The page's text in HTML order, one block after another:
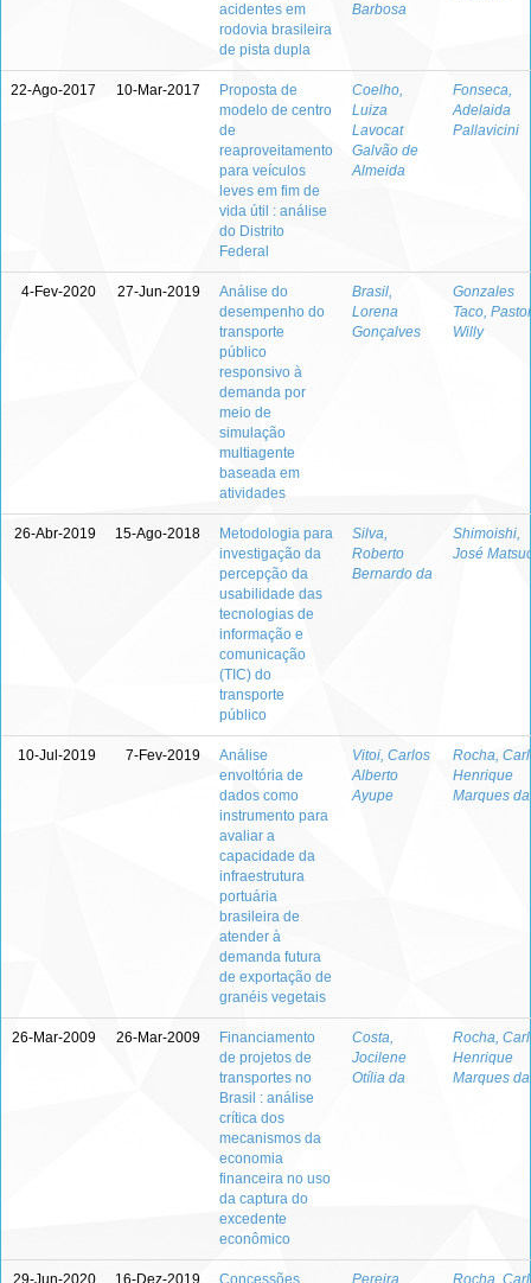
acidentes em
rodovia brasileira
de pista dupla
Barbosa
22-Ago-2017 10-Mar-2017
Proposta de
modelo de centro
de
reaproveitamento
para veículos
leves em fim de
vida útil : análise
do Distrito
Federal
Coelho,
Luiza
Lavocat
Galvão de
Almeida
Fonseca,
Adelaida
Pallavicini
4-Fev-2020 27-Jun-2019
Análise do
desempenho do
transporte
público
responsivo à
demanda por
meio de
simulação
multiagente
baseada em
atividades
Brasil,
Lorena
Gonçalves
Gonzales
Taco, Pastor
Willy
26-Abr-2019 15-Ago-2018
Metodologia para
investigação da
percepção da
usabilidade das
tecnologias de
informação e
comunicação
(TIC) do
transporte
público
Silva,
Roberto
Bernardo da
Shimoishi,
José
10-Jul-2019 7-Fev-2019
Análise
envoltória de
dados como
instrumento para
avaliar a
capacidade da
infraestrutura
portuária
brasileira de
atender à
demanda futura
de exportação de
granéis vegetais
Vitoi, Carlos
Alberto
Ayupe
Rocha,
Henrique
Marques da
26-Mar-2009 26-Mar-2009
Financiamento
de projetos de
transportes no
Brasil : análise
crítica dos
mecanismos da
economia
financeira no uso
da captura do
excedente
econômico
Costa,
Jocilene
Otília da
Rocha,
Henrique
Marques da
29-Jun-2020 16-Dez-2019 Concessões Pereira, Rocha,